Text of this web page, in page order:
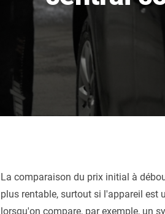
besoins?
La comparaison du prix initial à
plus rentable, surtout si l'appareil est
lorsqu'on compare, par exemple, un